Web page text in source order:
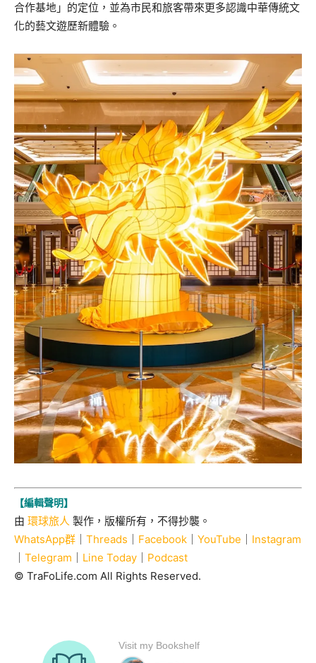
合作基地」的定位，並為市民和旅客帶來更多認識中華傳統文
化的藝文遊歷新體驗。
【編輯聲明】
由 環球旅人 製作，版權所有，不得抄襲。
WhatsApp群
Threads Facebook YouTube
Instagram
Telegram Line Today
Podcast
© TraFoLife.com All Rights Reserved.